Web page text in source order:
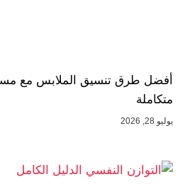
أفضل طرق تنسيق الملابس مع
متكاملة
يوليو 28, 2026